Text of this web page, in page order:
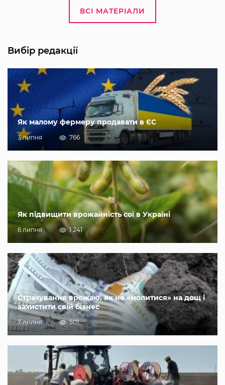
ВСІ МАТЕРІАЛИ
Вибір редакції
Як малому фермеру продавати в ЄС
3 липня 766
Як підвищити врожайність сої в Україні
6 липня 1 241
Страхування врожаю, як не «молитися» на дощ і
захистити свій бізнес
7 липня 501